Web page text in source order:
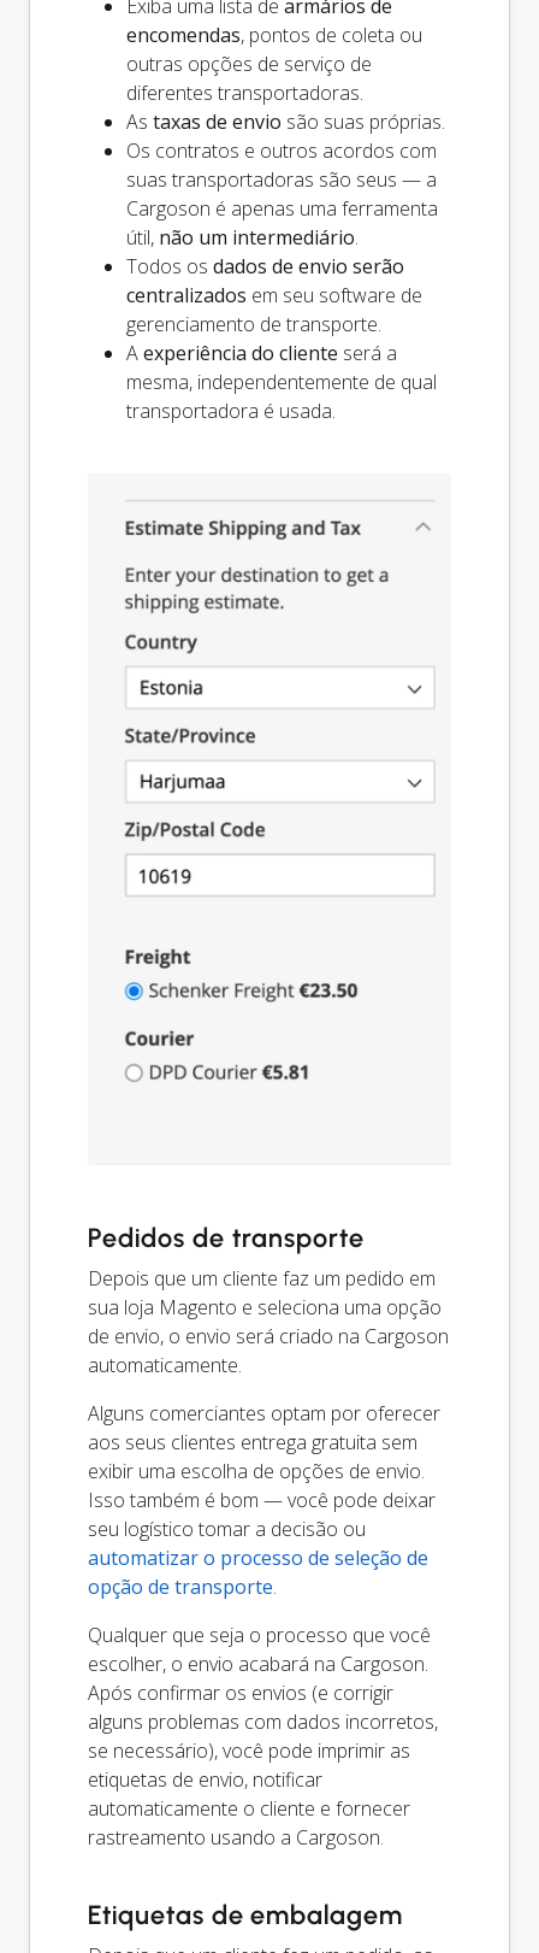
Exiba uma lista de armários de
encomendas, pontos de coleta ou
outras opções de serviço de
diferentes transportadoras.
As taxas de envio são suas próprias.
Os contratos e outros acordos com
suas transportadoras são seus — a
Cargoson é apenas uma ferramenta
útil, não um intermediário.
Todos os dados de envio serão
centralizados em seu software de
gerenciamento de transporte.
Aexperiência do cliente será a
mesma, independentemente de qual
transportadora é usada.
Pedidos de transporte
Depois que um cliente faz um pedido em
sua loja Magento e seleciona uma opção
de envio, o envio será criado na Cargoson
automaticamente.
Alguns comerciantes optam por oferecer
aos seus clientes entrega gratuita sem
exibir uma escolha de opções de envio.
Isso também é bom — você pode deixar
seu logístico tomar a decisão ou
automatizar o processo de seleção de
opção de transporte.
Qualquer que seja o processo que você
escolher, o envio acabará na Cargoson.
Após confirmar os envios (e corrigir
alguns problemas com dados incorretos,
se necessário), você pode imprimir as
etiquetas de envio, notificar
automaticamente o cliente e fornecer
rastreamento usando a Cargoson.
Etiquetas de embalagem